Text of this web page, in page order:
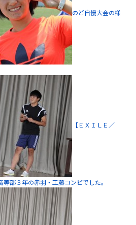
のど自慢大会の様
【ＥＸＩＬＥ／
部３年の赤羽・工藤コンビでした。